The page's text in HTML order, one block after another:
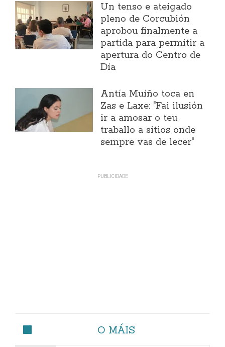
Un tenso e ateigado
pleno de Corcubión
aprobou finalmente a
partida para permitir a
apertura do Centro de
Día
Antía Muíño toca en
Zas e Laxe: "Fai ilusión
ir a amosar o teu
traballo a sitios onde
sempre vas de lecer"
O MÁIS